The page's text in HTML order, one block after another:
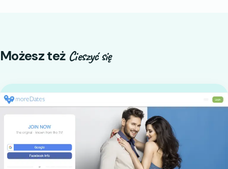
Możesz też Cieszyć się